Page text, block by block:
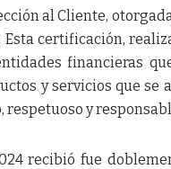
al Cliente,
Esta certificación,
financieras
y servicios que se
respetuoso y
recibió fue